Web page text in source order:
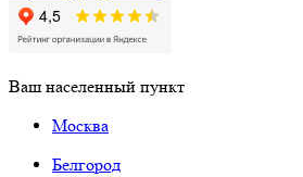
Ваш населенный пункт
Москва
Белгород